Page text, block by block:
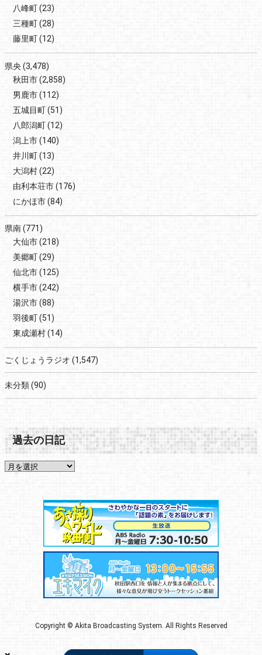
八峰町(23)
三種町(28)
藤里町(12)
県央(3,478)
秋田市(2,858)
男鹿市(112)
五城目町(51)
八郎潟町(12)
潟上市(140)
井川町(13)
大潟村(22)
由利本荘市(176)
にかほ市(84)
県南(771)
大仙市(218)
美郷町(29)
仙北市(125)
横手市(242)
湯沢市(88)
羽後町(51)
東成瀬村(14)
ごくじょうラジオ (1,547)
未分類(90)
過去の日記
Copyright © Akita Broadcasting System. All Rights Reserved